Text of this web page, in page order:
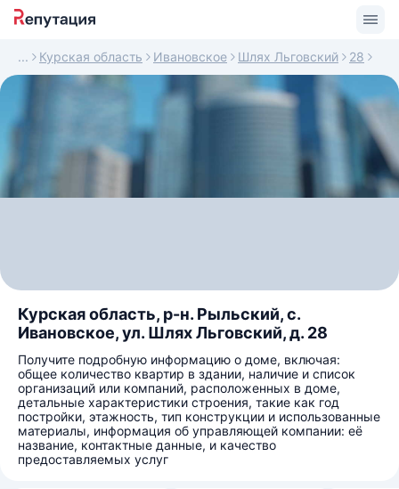
Курская область Ивановское Шлях Льговский 28
Курская область, р-н. Рыльский, с.
Ивановское, ул. Шлях Льговский, д. 28
Получите подробную информацию о доме, включая:
общее количество квартир в здании, наличие и список
организаций или компаний, расположенных в доме,
детальные характеристики строения, такие как год
постройки, этажность, тип конструкции и использованные
материалы, информация об управляющей компании: её
название, контактные данные, и качество
предоставляемых услуг